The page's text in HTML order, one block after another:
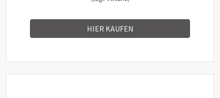
HIER KAUFEN